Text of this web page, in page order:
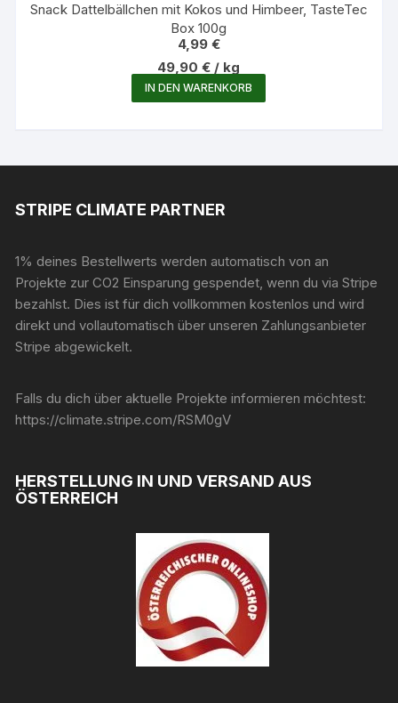
Snack Dattelbällchen mit Kokos und Himbeer, TasteTec
Box 100g
4,99 €
49,90€ / kg
IN DEN WARENKORB
STRIPE CLIMATE PARTNER
1% deines Bestellwerts werden automatisch von an
Projekte zur CO2 Einsparung gespendet, wenn du via Stripe
bezahlst. Dies ist für dich vollkommen kostenlos und wird
direkt und vollautomatisch über unseren Zahlungsanbieter
Stripe abgewickelt.
Falls du dich über aktuelle Projekte informieren möchtest:
https://climate.stripe.com/RSM0gV
HERSTELLUNG IN UND VERSAND AUS
ÖSTERREICH